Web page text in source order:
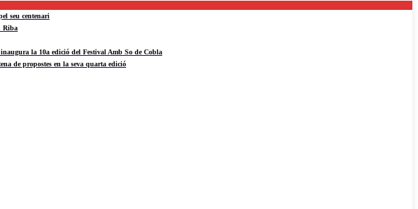
seu centenari
Riba
la 10a edició del Festival Amb So de Cobla
de propostes en la seva quarta edició